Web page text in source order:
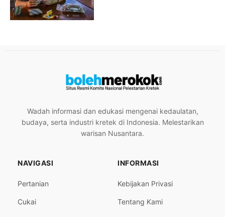
Wadah informasi dan edukasi mengenai kedaulatan,
budaya, serta industri kretek di Indonesia. Melestarikan
warisan Nusantara.
NAVIGASI
Pertanian
Cukai
INFORMASI
Kebijakan Privasi
Tentang Kami